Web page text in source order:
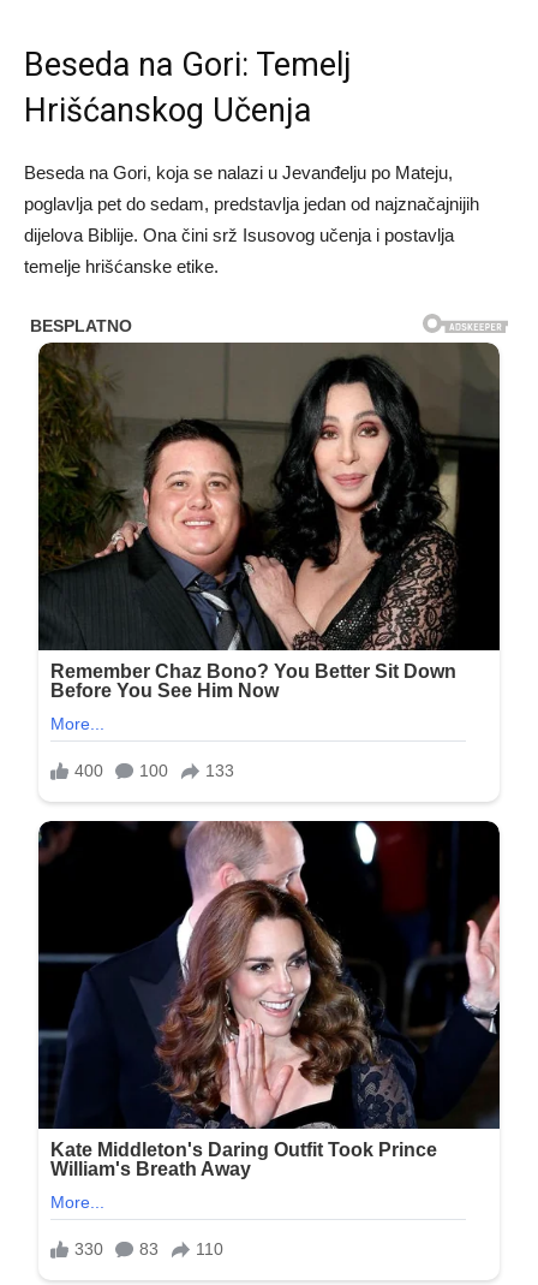
Beseda na Gori: Temelj
Hrišćanskog Učenja
Beseda na Gori, koja se nalazi u Jevanđelju po Mateju,
poglavlja pet do sedam, predstavlja jedan od najznačajnijih
dijelova Biblije. Ona čini srž Isusovog učenja i postavlja
temelje hrišćanske etike.